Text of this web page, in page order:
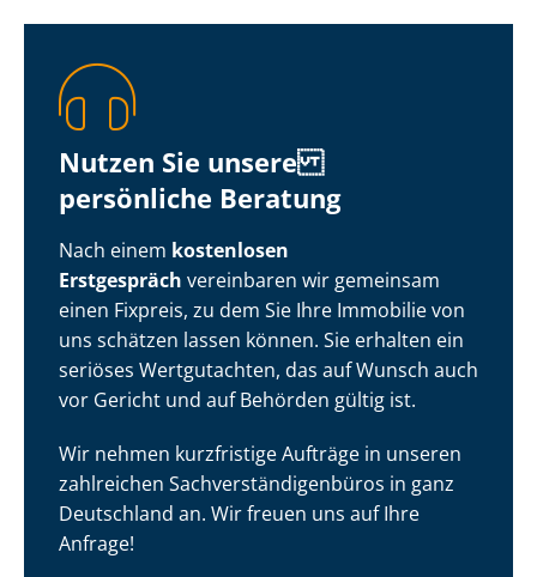
Nutzen Sie unsere
persönliche Beratung
Nach einem kostenlosen
Erstgespräch vereinbaren wir gemeinsam
einen Fixpreis, zu dem Sie Ihre Immobilie von
uns schätzen lassen können. Sie erhalten ein
seriöses Wertgutachten, das auf Wunsch auch
vor Gericht und auf Behörden gültig ist.
Wir nehmen kurzfristige Aufträge in unseren
zahlreichen Sach­ver­stän­di­gen­bü­ros in ganz
Deutschland an. Wir freuen uns auf Ihre
Anfrage!